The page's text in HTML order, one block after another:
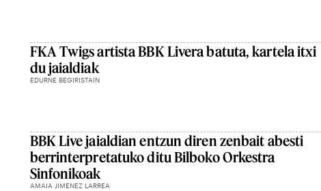
FKA Twigs artista BBK Livera batuta, kartela itxi
du jaialdiak
EDURNE BEGIRISTAIN
BBK Live jaialdian entzun diren zenbait abesti
berrinterpretatuko ditu Bilboko Orkestra
Sinfonikoak
AMAIA JIMENEZ LARREA